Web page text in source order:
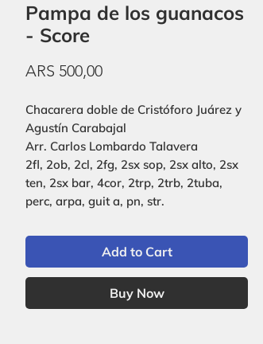
Pampa de los guanacos
- Score
ARS 500,00Price
Chacarera doble de Cristóforo Juárez y
Agustín Carabajal
Arr. Carlos Lombardo Talavera
2fl, 2ob, 2cl, 2fg, 2sx sop, 2sx alto, 2sx
ten, 2sx bar, 4cor, 2trp, 2trb, 2tuba,
perc, arpa, guit a, pn, str.
Add to Cart
Buy Now